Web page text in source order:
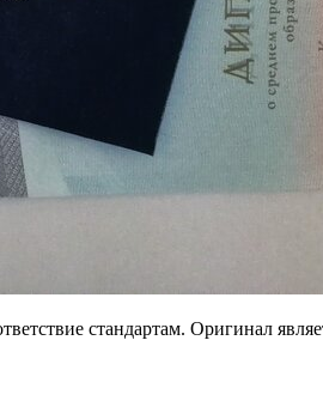
стандартам. Оригинал